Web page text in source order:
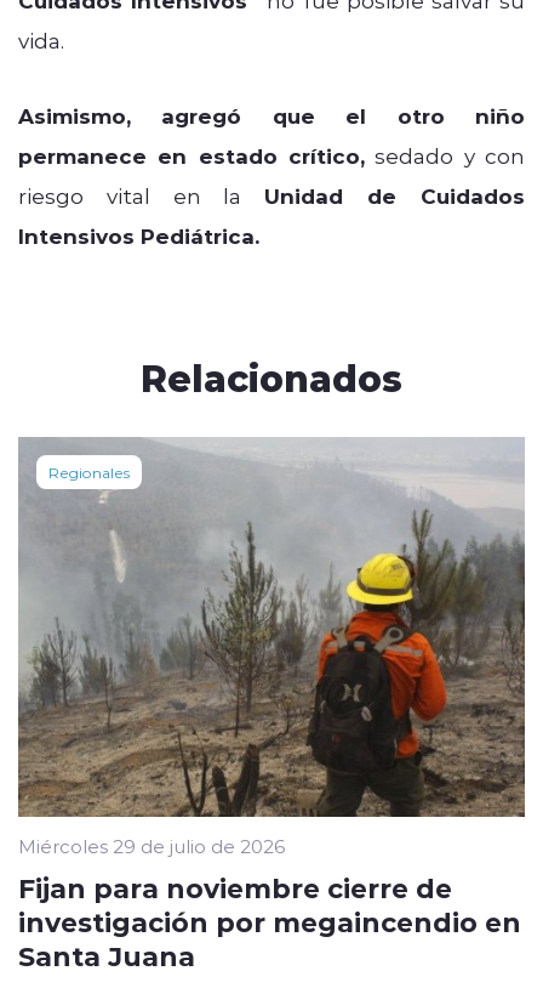
vida.
Asimismo, agregó que el otro niño
permanece en estado crítico, sedado y con
riesgo vital en la Unidad de Cuidados
Intensivos Pediátrica.
Relacionados
Regionales
Miércoles 29 de julio de 2026
Fijan para noviembre cierre de
investigación por megaincendio en
Santa Juana